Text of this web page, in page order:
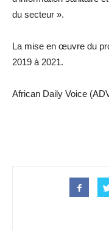
du secteur ».
La mise en œuvre du
2019 à 2021.
African Daily Voice